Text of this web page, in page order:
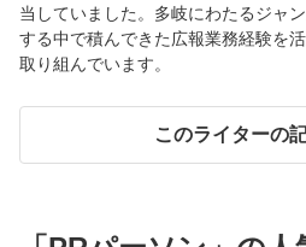
当していました。多岐にわたるジャ
する中で積んできた広報業務経験を
取り組んでいます。
このライターの